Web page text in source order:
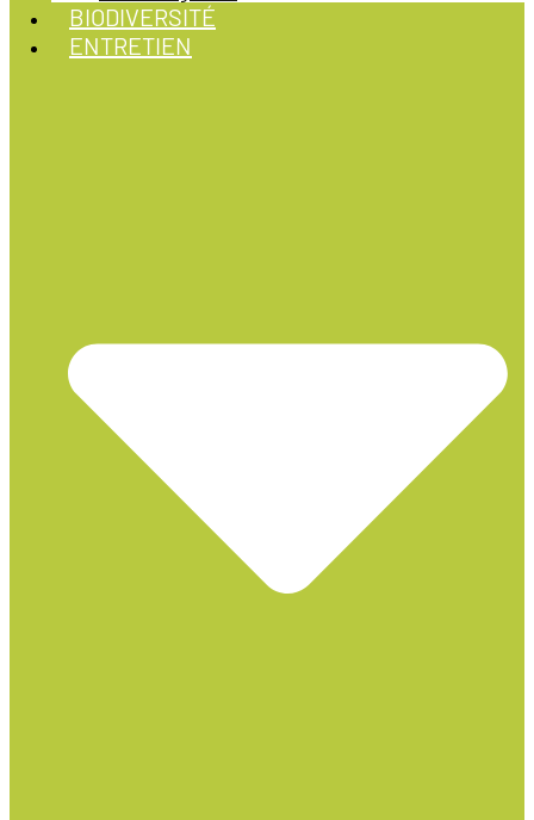
BIODIVERSITÉ
ENTRETIEN